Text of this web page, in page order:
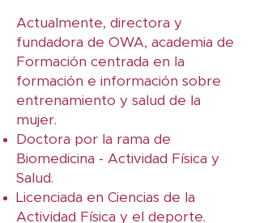
Actualmente, directora y
fundadora de OWA, academia de
Formación centrada en la
formación e información sobre
entrenamiento y salud de la
mujer.
Doctora por la rama de
Biomedicina - Actividad Física y
Salud.
Licenciada en Ciencias de la
Actividad Física y el deporte.